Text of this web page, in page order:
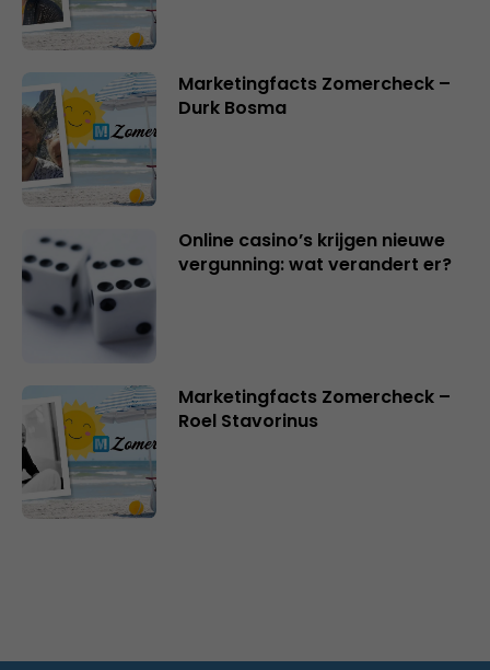
Marketingfacts Zomercheck –
Durk Bosma
Online casino’s krijgen nieuwe
vergunning: wat verandert er?
Marketingfacts Zomercheck –
Roel Stavorinus